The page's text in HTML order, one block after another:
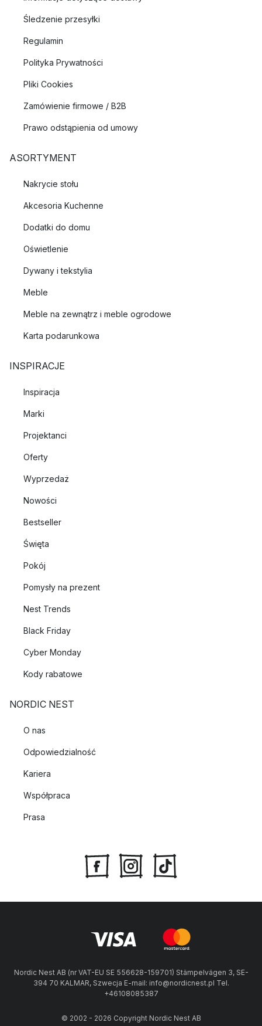
Śledzenie przesyłki
Regulamin
Polityka Prywatności
Pliki Cookies
Zamówienie firmowe / B2B
Prawo odstąpienia od umowy
ASORTYMENT
Nakrycie stołu
Akcesoria Kuchenne
Dodatki do domu
Oświetlenie
Dywany i tekstylia
Meble
Meble na zewnątrz i meble ogrodowe
Karta podarunkowa
INSPIRACJE
Inspiracja
Marki
Projektanci
Oferty
Wyprzedaż
Nowości
Bestseller
Święta
Pokój
Pomysły na prezent
Nest Trends
Black Friday
Cyber Monday
Kody rabatowe
NORDIC NEST
O nas
Odpowiedzialność
Kariera
Współpraca
Prasa
Nordic Nest AB (nr VAT-EU SE 556628-159701) Stämpelvägen 3, SE-
394 70 KALMAR, Szwecja E-mail: info@nordicnest.pl Tel.
+46108085387
© 2002 - 2026 Copyright Nordic Nest AB